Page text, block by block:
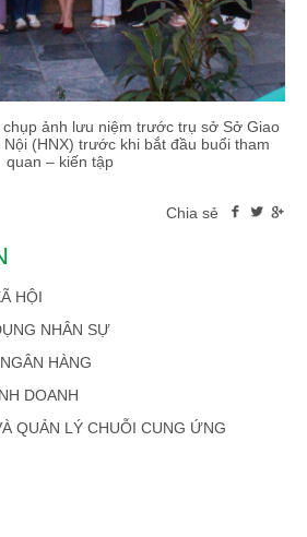
chụp ảnh lưu niệm trước trụ sở Sở Giao
(HNX) trước khi bắt đầu buổi tham
quan – kiến tập
Chia sẻ
HỘI
NHÂN SỰ
HÀNG
DOANH
QUẢN LÝ CHUỖI CUNG ỨNG